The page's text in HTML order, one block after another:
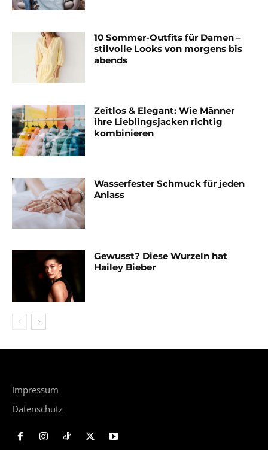
10 Sommer-Outfits für Damen –
stilvolle Looks von morgens bis
abends
Zeitlos & Elegant: Wie Männer
ihre Lieblingsjacken richtig
kombinieren
Wasserfester Schmuck für jeden
Anlass
Gewusst? Diese Wurzeln hat
Hailey Bieber
Impressum
Datenschutz